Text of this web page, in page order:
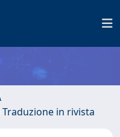
Traduzione in rivista